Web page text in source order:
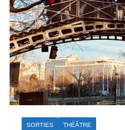
SORTIES THÉÂTRE